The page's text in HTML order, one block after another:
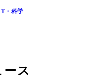
・科学
ース